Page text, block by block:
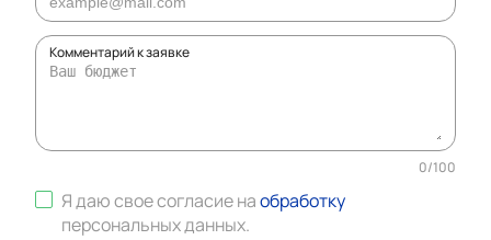
Комментарий к заявке
0/100
Я даю свое согласие наобработку
персональных данных.